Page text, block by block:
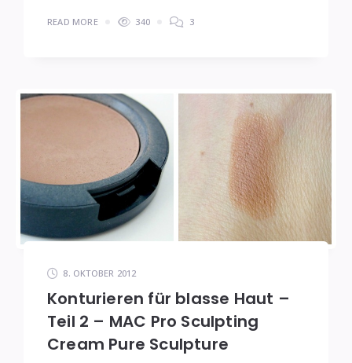
READ MORE 340 3
8. OKTOBER 2012
Konturieren für blasse Haut –
Teil 2 – MAC Pro Sculpting
Cream Pure Sculpture